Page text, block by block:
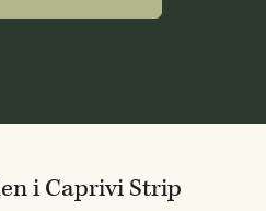
i Caprivi Strip